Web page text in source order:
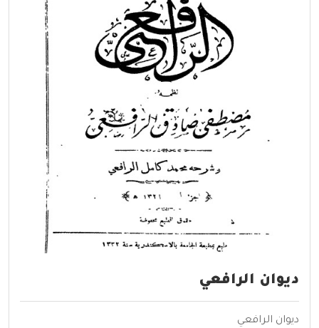
ديوان الرافعي
ديوان الرافعي